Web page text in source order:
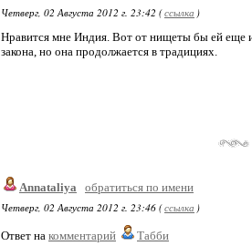
Четверг, 02 Августа 2012 г. 23:42 (ссылка )
Нравится мне Индия. Вот от нищеты бы ей еще
закона, но она продолжается в традициях.
Annataliya
обратиться по имени
Четверг, 02 Августа 2012 г. 23:46 (ссылка )
Ответ на комментарий
Табби